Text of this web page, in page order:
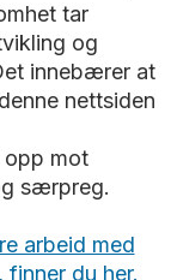
tar
og
innebærer at
nettsiden
opp mot
særpreg.
arbeid med
du her.